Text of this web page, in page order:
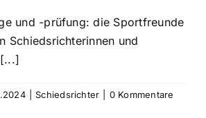
und -prüfung: die Sportfreunde
Schiedsrichterinnen und
Schiedsrichter
0 Kommentare